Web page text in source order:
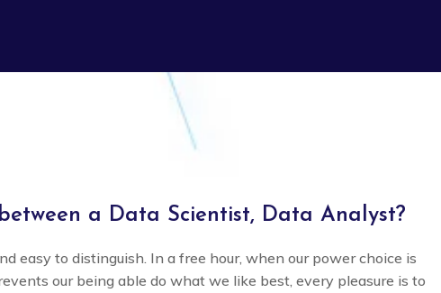
a Data Scientist, Data Analyst?
easy to distinguish. In a free hour, when our power choice is
our being able do what we like best, every pleasure is to